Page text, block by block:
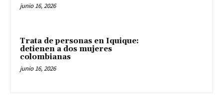
junio 16, 2026
Trata de personas en Iquique:
detienen a dos mujeres
colombianas
junio 16, 2026